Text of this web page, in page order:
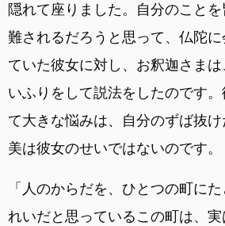
隠れて座りました。自分のこと
難されるだろうと思って、仏陀
ていた彼女に対し、お釈迦さま
いふりをして説法をしたのです
て大きな悩みは、自分のずば抜け
美は彼女のせいではないのです。
「人のからだを、ひとつの町に
れいだと思っているこの町は、